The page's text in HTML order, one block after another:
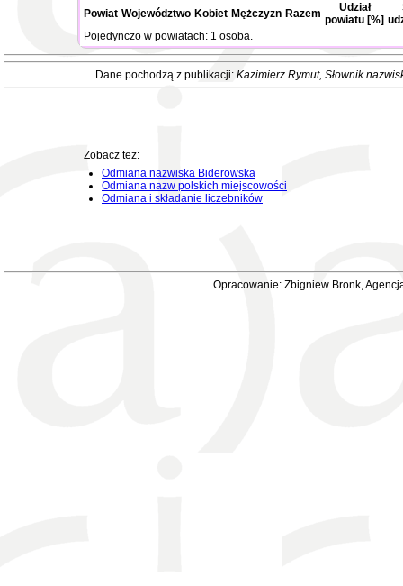
Powiat Województwo Kobiet Mężczyzn Razem
Udział
powiatu [%]
Pojedynczo w powiatach: 1 osoba.
Dane pochodzą z publikacji: Kazimierz Rymut, Słownik
Zobacz też:
Odmiana nazwiska Biderowska
Odmiana nazw polskich miejscowości
Odmiana i składanie liczebników
Opracowanie: Zbigniew Bronk,